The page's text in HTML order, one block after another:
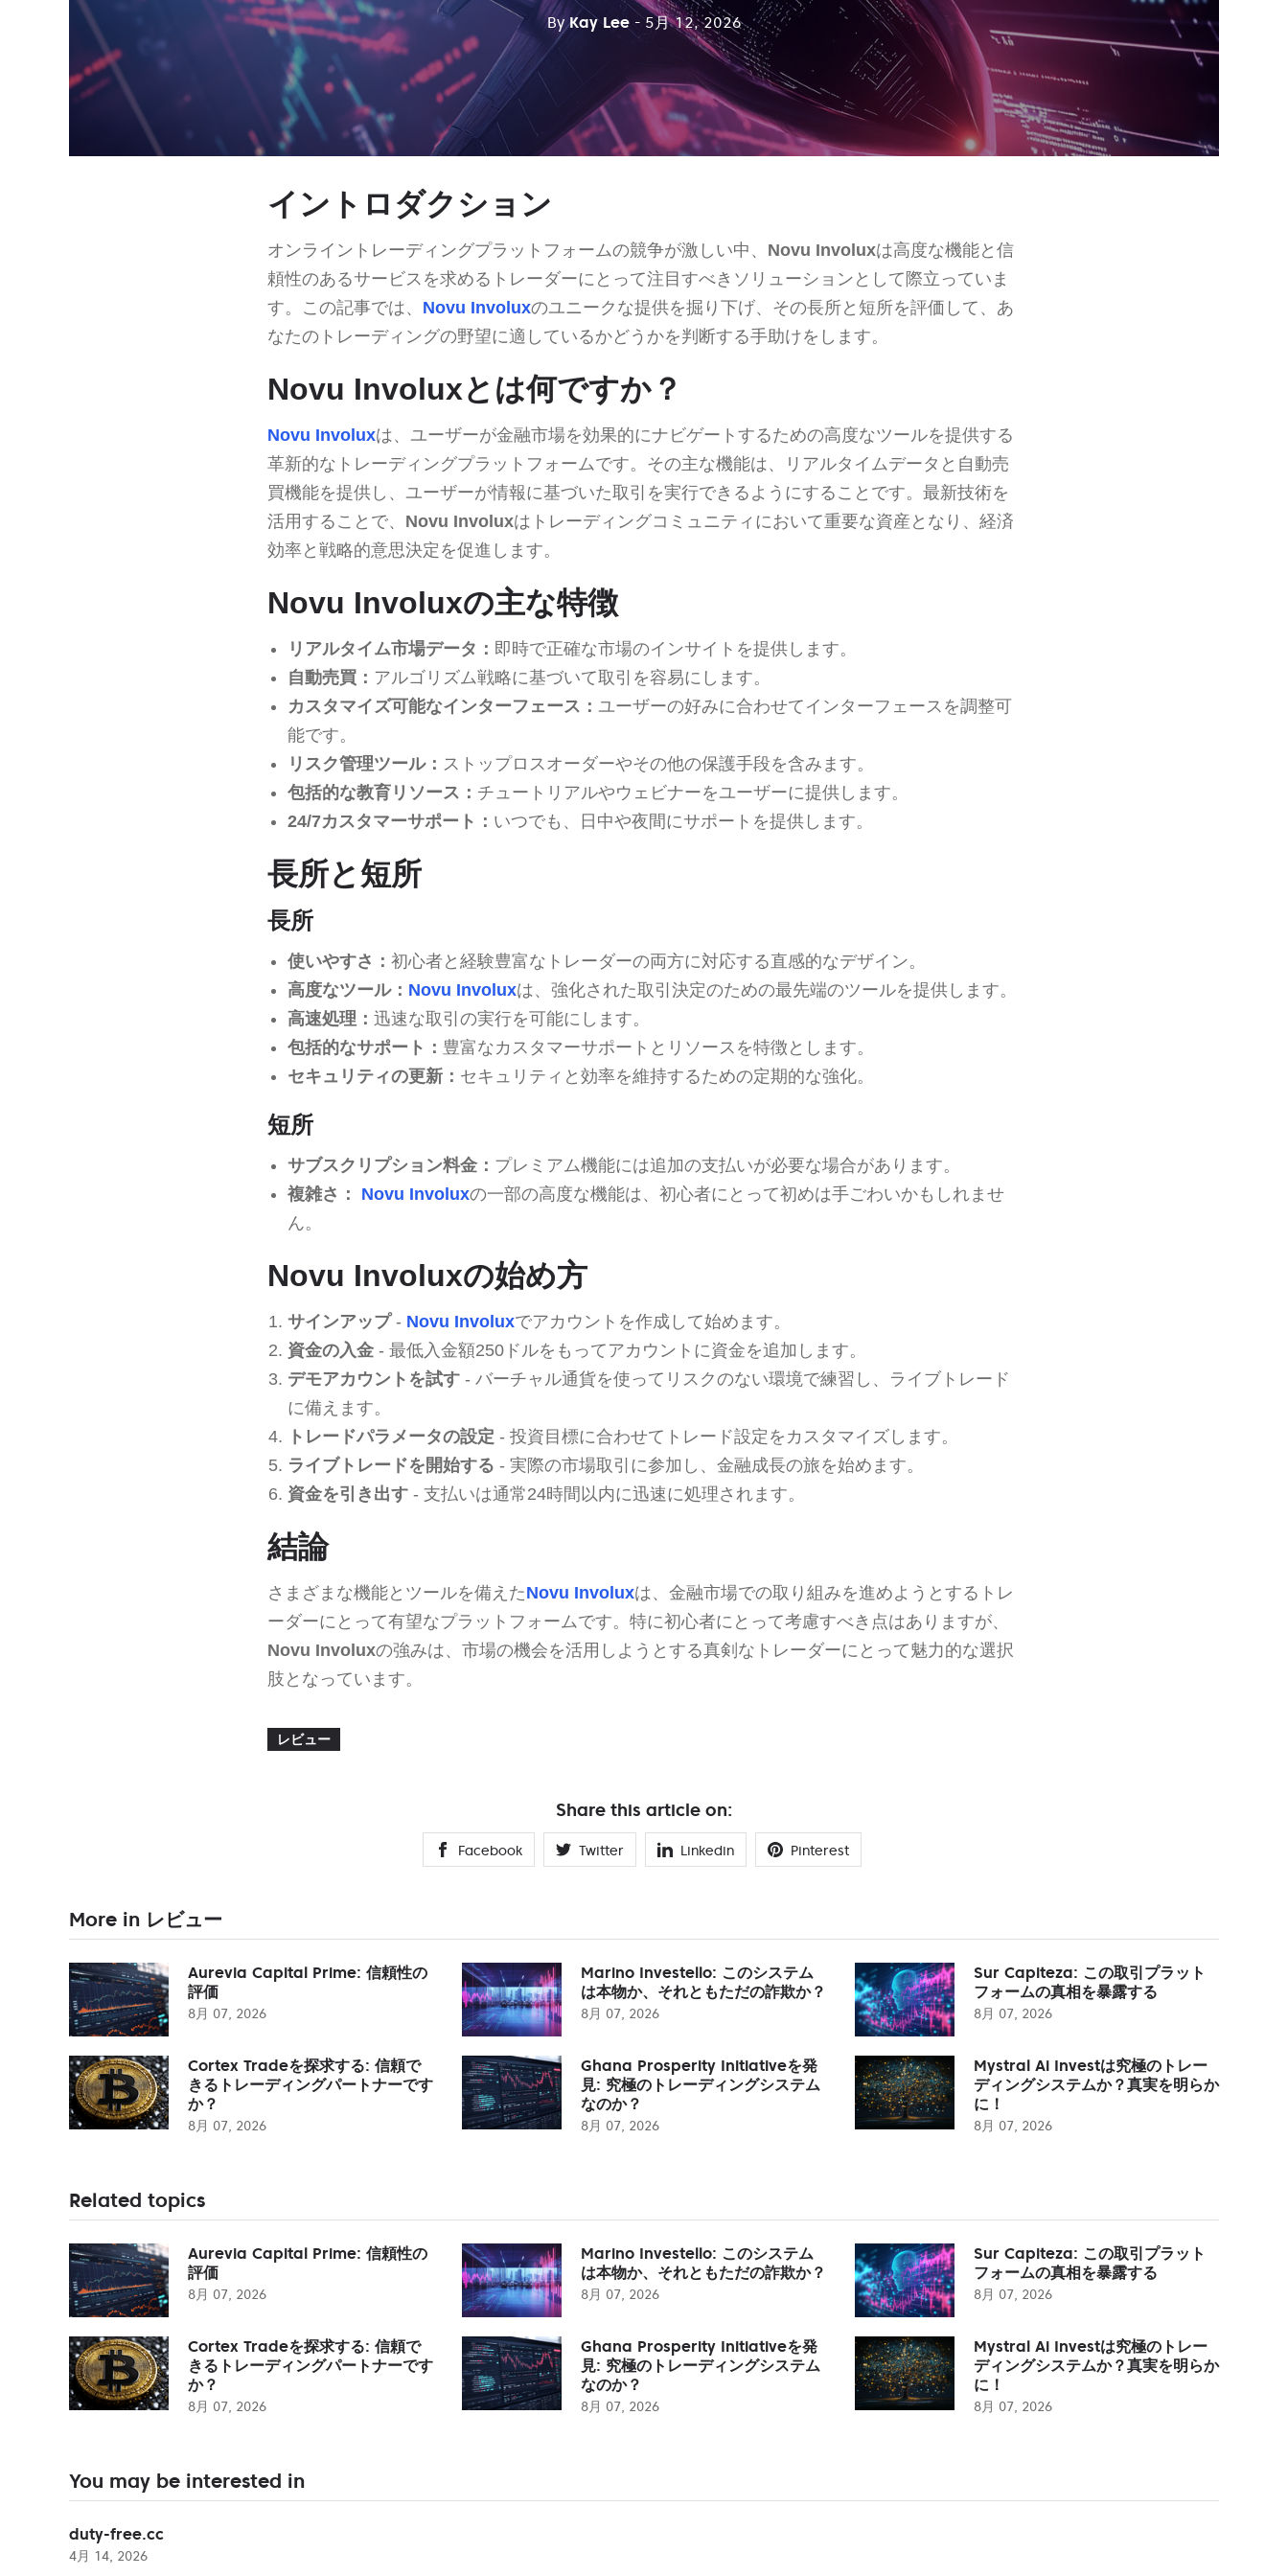
ByKay Lee - 5月 12, 2026
イントロダクション
オンライントレーディングプラットフォームの競争が激しい中、 Novu Involuxは高度な機能と信
頼性のあるサービスを求めるトレーダーにとって注目すべきソリューションとして際立っていま
す。この記事では、 Novu Involuxのユニークな提供を掘り下げ、その長所と短所を評価して、あ
なたのトレーディングの野望に適しているかどうかを判断する手助けをします。
Novu Involuxとは何ですか？
Novu Involuxは、ユーザーが金融市場を効果的にナビゲートするための高度なツールを提供する
革新的なトレーディングプラットフォームです。その主な機能は、リアルタイムデータと自動売
買機能を提供し、ユーザーが情報に基づいた取引を実行できるようにすることです。最新技術を
活用することで、 Novu Involuxはトレーディングコミュニティにおいて重要な資産となり、経済
効率と戦略的意思決定を促進します。
Novu Involuxの主な特徴
リアルタイム市場データ： 即時で正確な市場のインサイトを提供します。
自動売買： アルゴリズム戦略に基づいて取引を容易にします。
カスタマイズ可能なインターフェース： ユーザーの好みに合わせてインターフェースを調整可
能です。
リスク管理ツール： ストップロスオーダーやその他の保護手段を含みます。
包括的な教育リソース： チュートリアルやウェビナーをユーザーに提供します。
24/7カスタマーサポート： いつでも、日中や夜間にサポートを提供します。
長所と短所
長所
使いやすさ： 初心者と経験豊富なトレーダーの両方に対応する直感的なデザイン。
高度なツール： Novu Involuxは、強化された取引決定のための最先端のツールを提供します。
高速処理： 迅速な取引の実行を可能にします。
包括的なサポート： 豊富なカスタマーサポートとリソースを特徴とします。
セキュリティの更新： セキュリティと効率を維持するための定期的な強化。
短所
サブスクリプション料金： プレミアム機能には追加の支払いが必要な場合があります。
複雑さ：
Novu Involuxの一部の高度な機能は、初心者にとって初めは手ごわいかもしれませ
ん。
Novu Involuxの始め方
サインアップ- Novu Involuxでアカウントを作成して始めます。
資金の入金- 最低入金額250ドルをもってアカウントに資金を追加します。
デモアカウントを試す- バーチャル通貨を使ってリスクのない環境で練習し、ライブトレード
に備えます。
トレードパラメータの設定 - 投資目標に合わせてトレード設定をカスタマイズします。
ライブトレードを開始する - 実際の市場取引に参加し、金融成長の旅を始めます。
資金を引き出す- 支払いは通常24時間以内に迅速に処理されます。
結論
さまざまな機能とツールを備えたNovu Involuxは、金融市場での取り組みを進めようとするトレ
ーダーにとって有望なプラットフォームです。特に初心者にとって考慮すべき点はありますが、
Novu Involuxの強みは、市場の機会を活用しようとする真剣なトレーダーにとって魅力的な選択
肢となっています。
レビュー
Share this article on:
Facebook Twitter Linkedin Pinterest
More in レビュー
Aurevia Capital Prime: 信頼性の
評価
8月 07, 2026
Marino Investello: このシステム
は本物か、それともただの詐欺か？
8月 07, 2026
Sur Capiteza: この取引プラット
フォームの真相を暴露する
8月 07, 2026
Cortex Tradeを探求する: 信頼で
きるトレーディングパートナーです
か？
8月 07, 2026
Ghana Prosperity Initiativeを発
見: 究極のトレーディングシステム
なのか？
8月 07, 2026
Mystral Ai Investは究極のトレー
ディングシステムか？真実を明らか
に！
8月 07, 2026
Related topics
Aurevia Capital Prime: 信頼性の
評価
8月 07, 2026
Marino Investello: このシステム
は本物か、それともただの詐欺か？
8月 07, 2026
Sur Capiteza: この取引プラット
フォームの真相を暴露する
8月 07, 2026
Cortex Tradeを探求する: 信頼で
きるトレーディングパートナーです
か？
8月 07, 2026
Ghana Prosperity Initiativeを発
見: 究極のトレーディングシステム
なのか？
8月 07, 2026
Mystral Ai Investは究極のトレー
ディングシステムか？真実を明らか
に！
8月 07, 2026
You may be interested in
duty-free.cc
4月 14, 2026